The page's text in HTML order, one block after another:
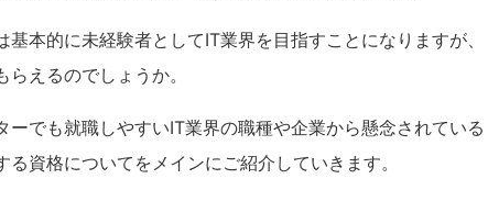
基本的に未経験者としてIT業界を目指すことになりますが、
えるのでしょうか。
ーでも就職しやすいIT業界の職種や企業から懸念されている
資格についてをメインにご紹介していきます。